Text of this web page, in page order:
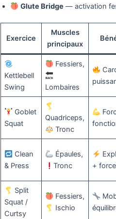
Glute Bridge — activation
Exercice
Muscles
principaux
Kettlebell
Swing
Fessiers,
Lombaires
Goblet
Squat
Quadriceps,
Tronc
Clean
& Press
Épaules,
Tronc
+ force
Split
Squat /
Curtsy
Fessiers,
Ischio